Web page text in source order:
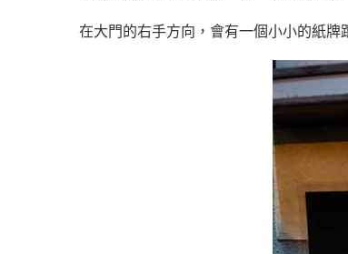
在大門的右手方向，會有一個小小的紙